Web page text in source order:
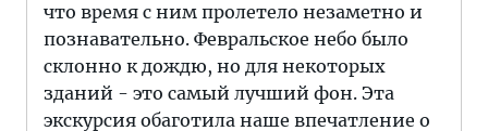
что время с ним пролетело незаметно и
познавательно. Февральское небо было
склонно к дождю, но для некоторых
зданий - это самый лучший фон. Эта
экскурсия обаготила наше впечатление о